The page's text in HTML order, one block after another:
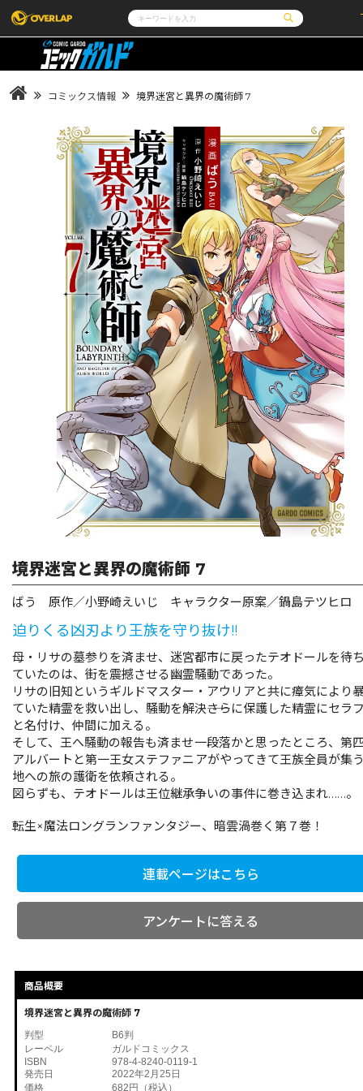
コミック
LiQulle
ライトノベル
ノベルスf
ポケットモンスター
アニメ
ゲーム
企業
会社概要
採用情報
アクセス
オーバーラップホールディングス
お問い合わせはこちら
オーバーラップ文庫 オーバーラップノベルス
オーバーラップノベルスf ロサージュノベルス
コミックガルド コミッククリエ
リキューレ コミックパルフェ
コミックエッセイ
閉じる
コミックス情報 境界迷宮と異界の魔術師 7
境界迷宮と異界の魔術師 7
ばう 原作／小野崎えいじ キャラクター原案／鍋島テツヒロ
迫りくる凶刃より王族を守り抜け!!
母・リサの墓参りを済ませ、迷宮都市に戻ったテオドールを待
ていたのは、街を震撼させる幽霊騒動であった。
リサの旧知というギルドマスター・アウリアと共に瘴気により
ていた精霊を救い出し、騒動を解決――さらに保護した精霊にセラ
と名付け、仲間に加える。
そして、王へ騒動の報告も済ませ一段落かと思ったところ、第
アルバートと第一王女ステファニアがやってきて王族全員が集
地への旅の護衛を依頼される。
図らずも、テオドールは王位継承争いの事件に巻き込まれ……。
転生×魔法ロングランファンタジー、暗雲渦巻く第７巻！
連載ページはこちら
アンケートに答える
商品概要
境界迷宮と異界の魔術師 7
判型
B6判
レーベル
ガルドコミックス
ISBN
978-4-8240-0119-1
発売日
2022年2月25日
価格
682円（税込）